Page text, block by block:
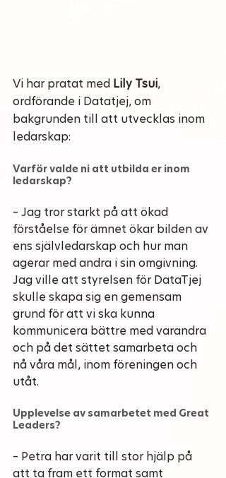
Vi har pratat med Lily Tsui,
ordförande i Datatjej, om
bakgrunden till att utvecklas inom
ledarskap:
Varför valde ni att utbilda er inom
ledarskap?
– Jag tror starkt på att ökad
förståelse för ämnet ökar bilden av
ens självledarskap och hur man
agerar med andra i sin omgivning.
Jag ville att styrelsen för DataTjej
skulle skapa sig en gemensam
grund för att vi ska kunna
kommunicera bättre med varandra
och på det sättet samarbeta och
nå våra mål, inom föreningen och
utåt.
Upplevelse av samarbetet med Great
Leaders?
– Petra har varit till stor hjälp på
att ta fram ett format samt